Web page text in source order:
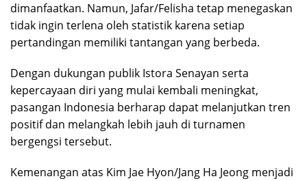
dimanfaatkan. Namun, Jafar/Felisha tetap menegaskan
tidak ingin terlena oleh statistik karena setiap
pertandingan memiliki tantangan yang berbeda.
Dengan dukungan publik Istora Senayan serta
kepercayaan diri yang mulai kembali meningkat,
pasangan Indonesia berharap dapat melanjutkan tren
positif dan melangkah lebih jauh di turnamen
bergengsi tersebut.
Kemenangan atas Kim Jae Hyon/Jang Ha Jeong menjadi